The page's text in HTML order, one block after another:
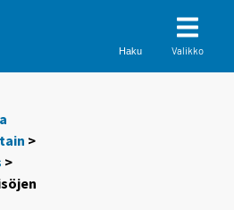
Haku Valikko
>
>